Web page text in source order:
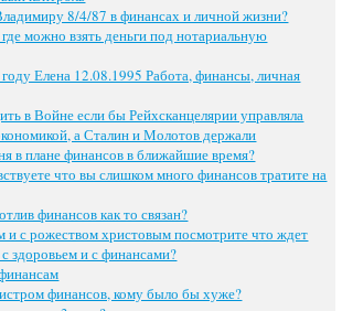
8/4/87 в финансах и личной жизни?
можно взять деньги под нотариальную
Елена 12.08.1995 Работа, финансы, личная
в Войне если бы Рейхсканцелярии управляла
а Сталин и Молотов держали
в плане финансов в ближайшие время?
что вы слишком много финансов тратите на
финансов как то связан?
и с рожеством христовым посмотрите что ждет
здоровьем и с финансами?
финансов, кому было бы хуже?